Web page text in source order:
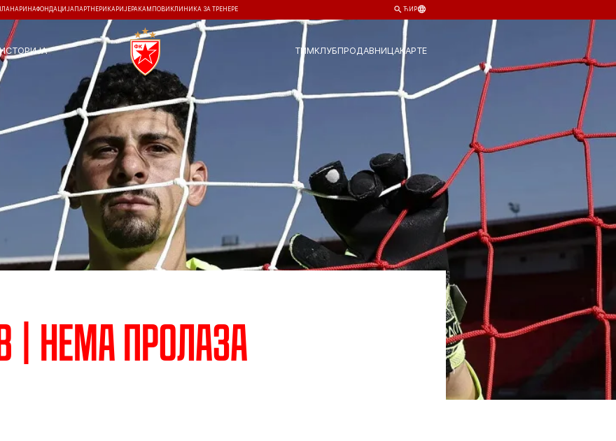
ФОНДАЦИЈА ПАРТНЕРИ КАРИЈЕРА КАМПОВИ КЛИНИКА ЗА ТРЕНЕРЕ ЋИР
ИСТОРИЈА ТИМКЛУБПРОДАВНИЦАКАРТЕ
| Нема пролаза